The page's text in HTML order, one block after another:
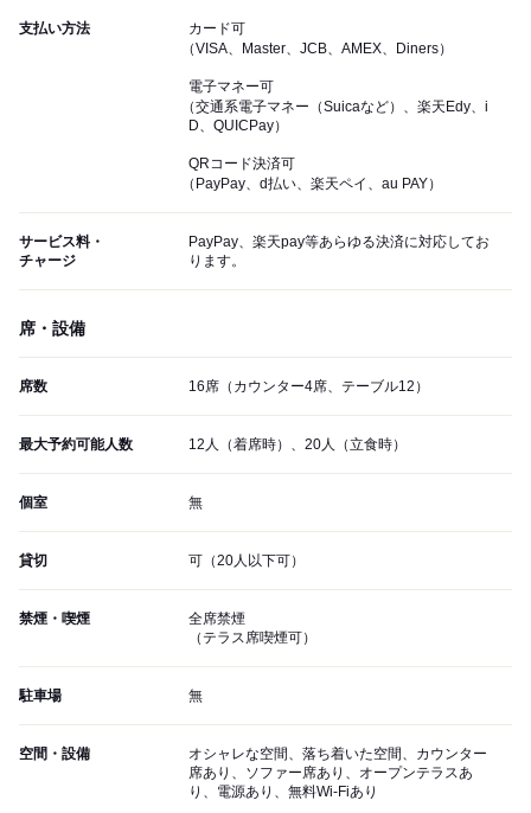
支払い方法
カード可
（VISA、Master、JCB、AMEX、Diners）
電子マネー可
（交通系電子マネー（Suicaなど）、楽天Edy、i
D、QUICPay）
QRコード決済可
（PayPay、d払い、楽天ペイ、au PAY）
サービス料・
チャージ
PayPay、楽天pay等あらゆる決済に対応してお
ります。
席・設備
席数 16席（カウンター4席、テーブル12）
最大予約可能人数 12人（着席時）、20人（立食時）
個室 無
貸切 可（20人以下可）
禁煙・喫煙
全席禁煙
（テラス席喫煙可）
駐車場 無
空間・設備
オシャレな空間、落ち着いた空間、カウンター
席あり、ソファー席あり、オープンテラスあ
り、電源あり、無料Wi-Fiあり